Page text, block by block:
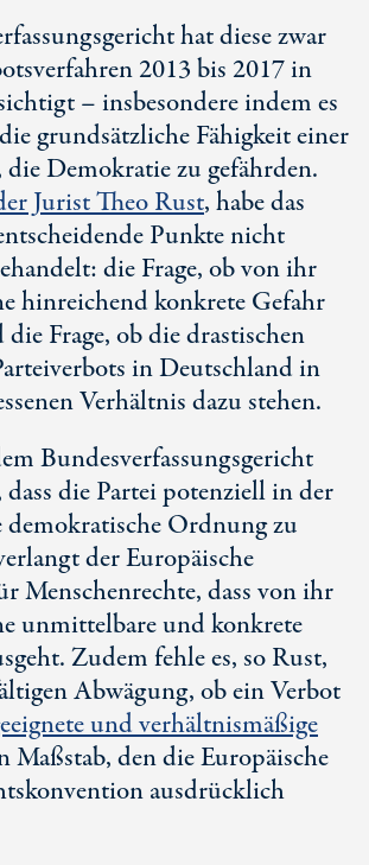
hat diese zwar
2013 bis 2017 in
– insbesondere indem es
grundsätzliche Fähigkeit einer
die Demokratie zu gefährden.
JuristTheo Rust, habe das
Punkte nicht
die Frage, ob von ihr
hinreichend konkrete Gefahr
Frage, ob die drastischen
in Deutschland in
Verhältnis dazu stehen.
Bundesverfassungsgericht
dass die Partei potenziell in der
demokratische Ordnung zu
der Europäische
Menschenrechte, dass von ihr
unmittelbare und konkrete
Zudem fehle es, so Rust,
Abwägung, ob ein Verbot
und verhältnismäßige
Maßstab, den die Europäische
ausdrücklich